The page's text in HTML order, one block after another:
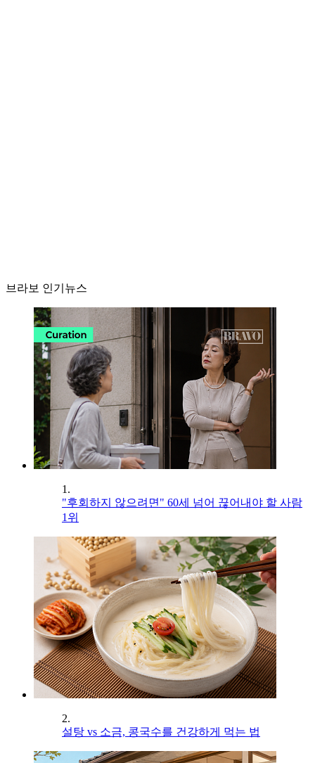
브라보 인기뉴스
1.
"후회하지 않으려면" 60세 넘어 끊어내야 할 사람
1위
2.
설탕 vs 소금, 콩국수를 건강하게 먹는 법